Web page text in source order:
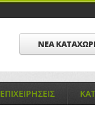
ΝΕΑ
ΕΠΙΧΕΙΡΗΣΕΙΣ